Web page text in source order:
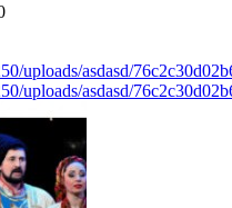
uploads/asdasd/
uploads/asdasd/